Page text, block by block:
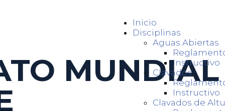
Inicio
Disciplinas
Aguas Abiertas
Instructivo
Clavados
Instructivo
Clavados de
MUNDIAL